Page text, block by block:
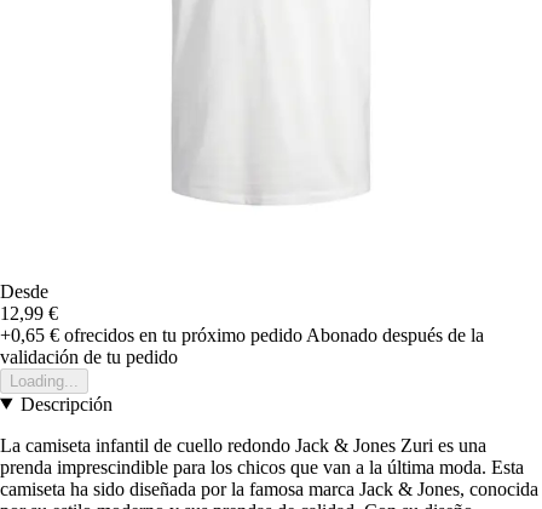
Desde
12,99 €
+0,65 € ofrecidos en tu próximo pedido Abonado después de la
validación de tu pedido
Loading...
Descripción
La camiseta infantil de cuello redondo Jack & Jones Zuri es una
prenda imprescindible para los chicos que van a la última moda. Esta
camiseta ha sido diseñada por la famosa marca Jack & Jones, conocida